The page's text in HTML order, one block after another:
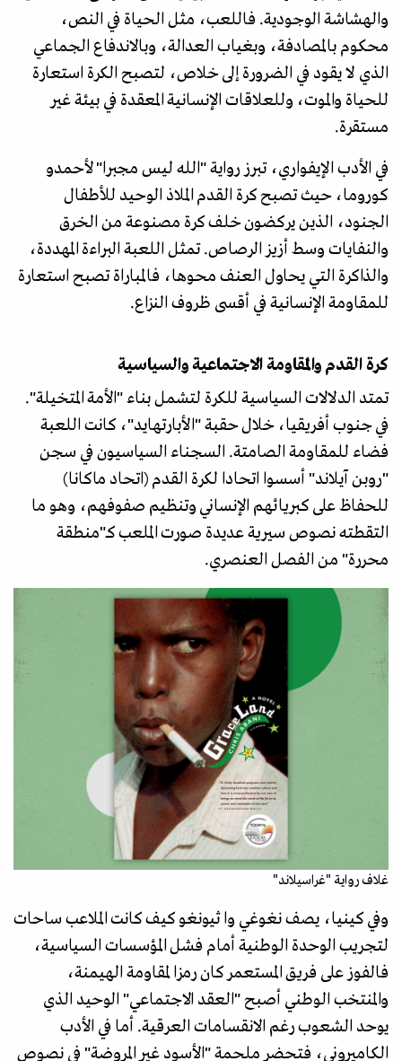
والهشاشة الوجودية. فاللعب، مثل الحياة في النص،
محكوم بالمصادفة، وبغياب العدالة، وبالاندفاع الجماعي
الذي لا يقود في الضرورة إلى خلاص، لتصبح الكرة استعارة
للحياة والموت، وللعلاقات الإنسانية المعقدة في بيئة غير
مستقرة.
في الأدب الإيفواري، تبرز رواية "الله ليس مجبرا" لأحمدو
كوروما، حيث تصبح كرة القدم الملاذ الوحيد للأطفال
الجنود، الذين يركضون خلف كرة مصنوعة من الخرق
والنفايات وسط أزيز الرصاص. تمثل اللعبة البراءة المهددة،
والذاكرة التي يحاول العنف محوها، فالمباراة تصبح استعارة
للمقاومة الإنسانية في أقسى ظروف النزاع.
كرة القدم والمقاومة الاجتماعية والسياسية
تمتد الدلالات السياسية للكرة لتشمل بناء "الأمة المتخيلة".
في جنوب أفريقيا، خلال حقبة "الأبارتهايد"، كانت اللعبة
فضاء للمقاومة الصامتة. السجناء السياسيون في سجن
"روبن آيلاند" أسسوا اتحادا لكرة القدم (اتحاد ماكانا)
للحفاظ على كبريائهم الإنساني وتنظيم صفوفهم، وهو ما
التقطته نصوص سيرية عديدة صورت الملعب كـ"منطقة
محررة" من الفصل العنصري.
غلاف رواية "غراسيلاند"
وفي كينيا، يصف نغوغي وا ثيونغو كيف كانت الملاعب ساحات
لتجريب الوحدة الوطنية أمام فشل المؤسسات السياسية،
فالفوز على فريق المستعمر كان رمزا لمقاومة الهيمنة،
والمنتخب الوطني أصبح "العقد الاجتماعي" الوحيد الذي
يوحد الشعوب رغم الانقسامات العرقية. أما في الأدب
الكاميروني، فتحضر ملحمة "الأسود غير المروضة" في نصوص